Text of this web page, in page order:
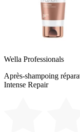
Wella Professionals
Après-shampoing
Intense Repair